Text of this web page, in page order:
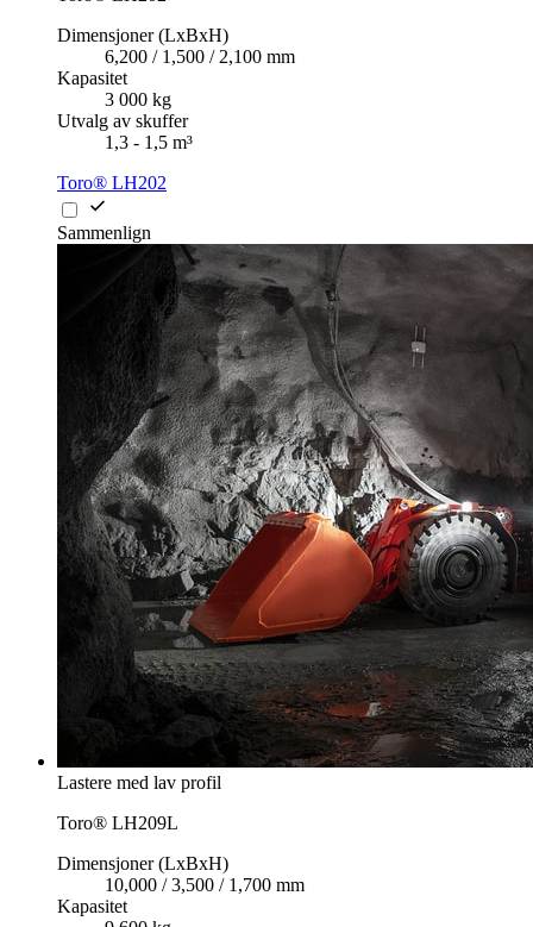
Dimensjoner (LxBxH)
6,200 / 1,500 / 2,100 mm
Kapasitet
3 000 kg
Utvalg av skuffer
1,3 - 1,5 m³
Toro® LH202
Sammenlign
Lastere med lav profil
Toro® LH209L
Dimensjoner (LxBxH)
10,000 / 3,500 / 1,700 mm
Kapasitet